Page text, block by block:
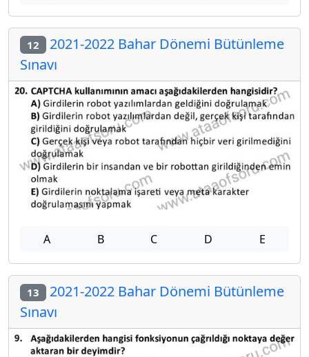
12 2021-2022 Bahar Dönemi Bütünleme
Sınavı
A B C D E
13 2021-2022 Bahar Dönemi Bütünleme
Sınavı